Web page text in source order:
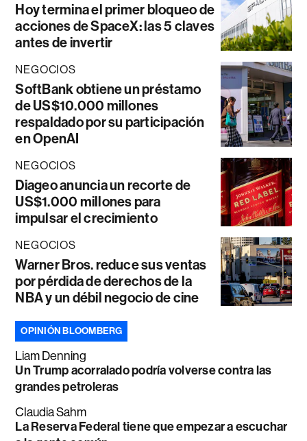
Hoy termina el primer bloqueo de
acciones de SpaceX: las 5 claves
antes de invertir
NEGOCIOS
SoftBank obtiene un préstamo
de US$10.000 millones
respaldado por su participación
en OpenAI
NEGOCIOS
Diageo anuncia un recorte de
US$1.000 millones para
impulsar el crecimiento
NEGOCIOS
Warner Bros. reduce sus ventas
por pérdida de derechos de la
NBA y un débil negocio de cine
OPINIÓN BLOOMBERG
Liam Denning
Un Trump acorralado podría volverse contra las
grandes petroleras
Claudia Sahm
La Reserva Federal tiene que empezar a escuchar